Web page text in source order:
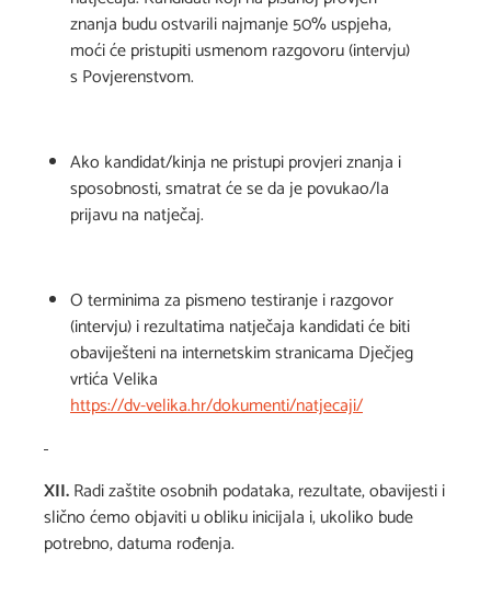
znanja budu ostvarili najmanje 50% uspjeha,
moći će pristupiti usmenom razgovoru (intervju)
s Povjerenstvom.
Ako kandidat/kinja ne pristupi provjeri znanja i
sposobnosti, smatrat će se da je povukao/la
prijavu na natječaj.
O terminima za pismeno testiranje i razgovor
(intervju) i rezultatima natječaja kandidati će biti
obaviješteni na internetskim stranicama Dječjeg
vrtića Velika
https://dv-velika.hr/dokumenti/natjecaji/
XII.Radi zaštite osobnih podataka, rezultate, obavijesti i
slično ćemo objaviti u obliku inicijala i, ukoliko bude
potrebno, datuma rođenja.